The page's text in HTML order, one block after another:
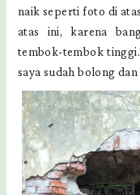
naik seperti foto di
atas ini, karena
tembok-tembok
saya sudah bolong